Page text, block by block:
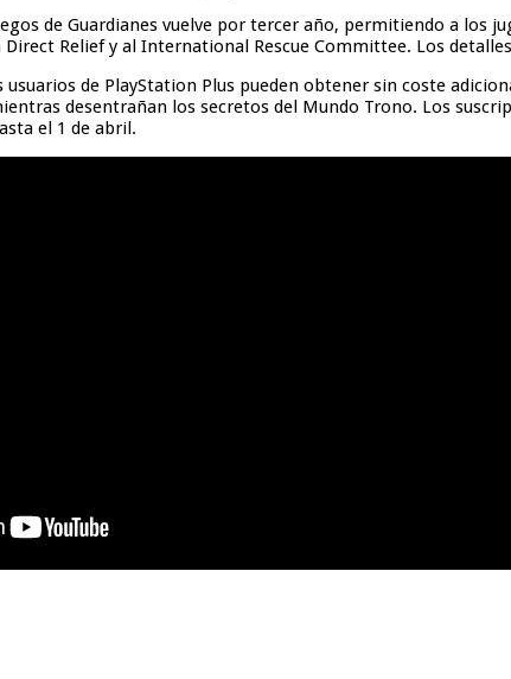
de Guardianes vuelve por tercer año, permitiendo a
Relief y al International Rescue Committee. Los
de PlayStation Plus pueden obtener sin coste
desentrañan los secretos del Mundo Trono. Los
el 1 de abril.